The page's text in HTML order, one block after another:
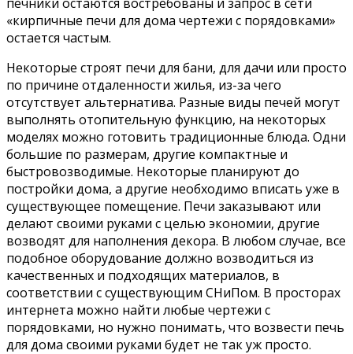
«кирпичные печи для дома чертежи с порядовками»
остается частым.
Некоторые строят печи для бани, для дачи или просто
по причине отдаленности жилья, из-за чего
отсутствует альтернатива. Разные виды печей могут
выполнять отопительную функцию, на некоторых
моделях можно готовить традиционные блюда. Одни
большие по размерам, другие компактные и
быстровозводимые. Некоторые планируют до
постройки дома, а другие необходимо вписать уже в
существующее помещение. Печи заказывают или
делают своими руками с целью экономии, другие
возводят для наполнения декора. В любом случае, все
подобное оборудование должно возводиться из
качественных и подходящих материалов, в
соответствии с существующим СНиПом. В просторах
интернета можно найти любые чертежи с
порядовками, но нужно понимать, что возвести печь
для дома своими руками будет не так уж просто.